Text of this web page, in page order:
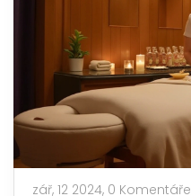
zář, 12 2024, 0 Komentáře